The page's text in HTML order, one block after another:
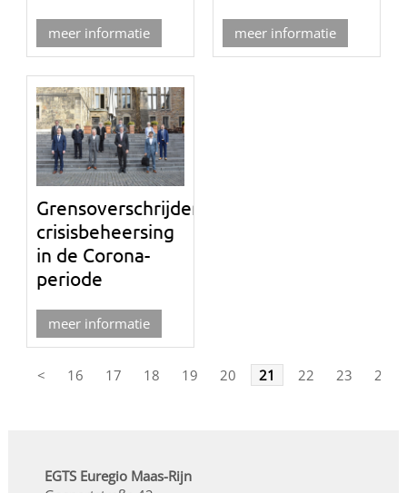
meer informatie meer informatie
Grensoverschrijdende
crisisbeheersing
in de Corona-
periode
meer informatie
< 16 17 18 19 20 21 22 23 24
EGTS Euregio Maas-Rijn